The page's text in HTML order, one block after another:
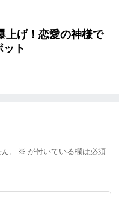
上げ！恋愛の神様で
ット
。 ※ が付いている欄は必須